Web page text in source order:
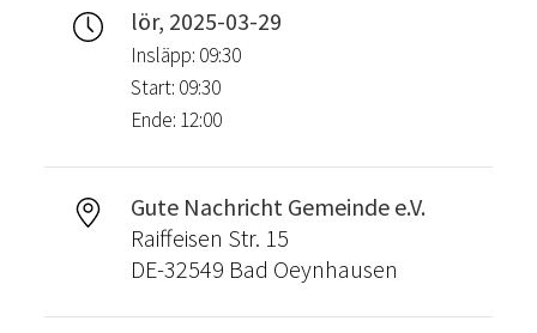
lör, 2025-03-29
Insläpp: 09:30
Start: 09:30
Ende: 12:00
Gute Nachricht Gemeinde e.V.
Raiffeisen Str. 15
DE-32549 Bad Oeynhausen